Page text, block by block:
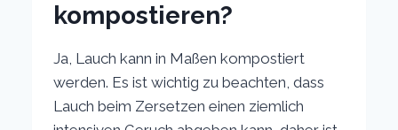
kompostieren?
Ja, Lauch kann in Maßen kompostiert
werden. Es ist wichtig zu beachten, dass
Lauch beim Zersetzen einen ziemlich